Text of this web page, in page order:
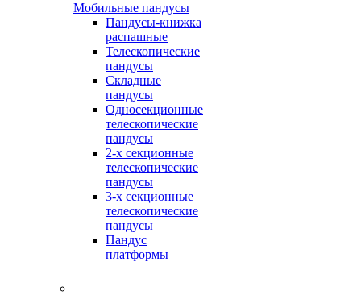
Мобильные пандусы
Пандусы-книжка
распашные
Телескопические
пандусы
Складные
пандусы
Односекционные
телескопические
пандусы
2-х секционные
телескопические
пандусы
3-х секционные
телескопические
пандусы
Пандус
платформы